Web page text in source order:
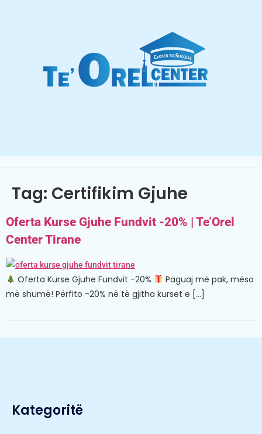
Tag: Certifikim Gjuhe
Oferta Kurse Gjuhe Fundvit -20% | Te’Orel
Center Tirane
Oferta Kurse Gjuhe Fundvit -20%
Paguaj më pak, mëso
më shumë! Përfito -20% në të gjitha kurset e […]
Kategoritë